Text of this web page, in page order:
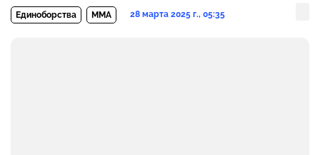
Единоборства MMA 28 марта 2025 г., 05:35